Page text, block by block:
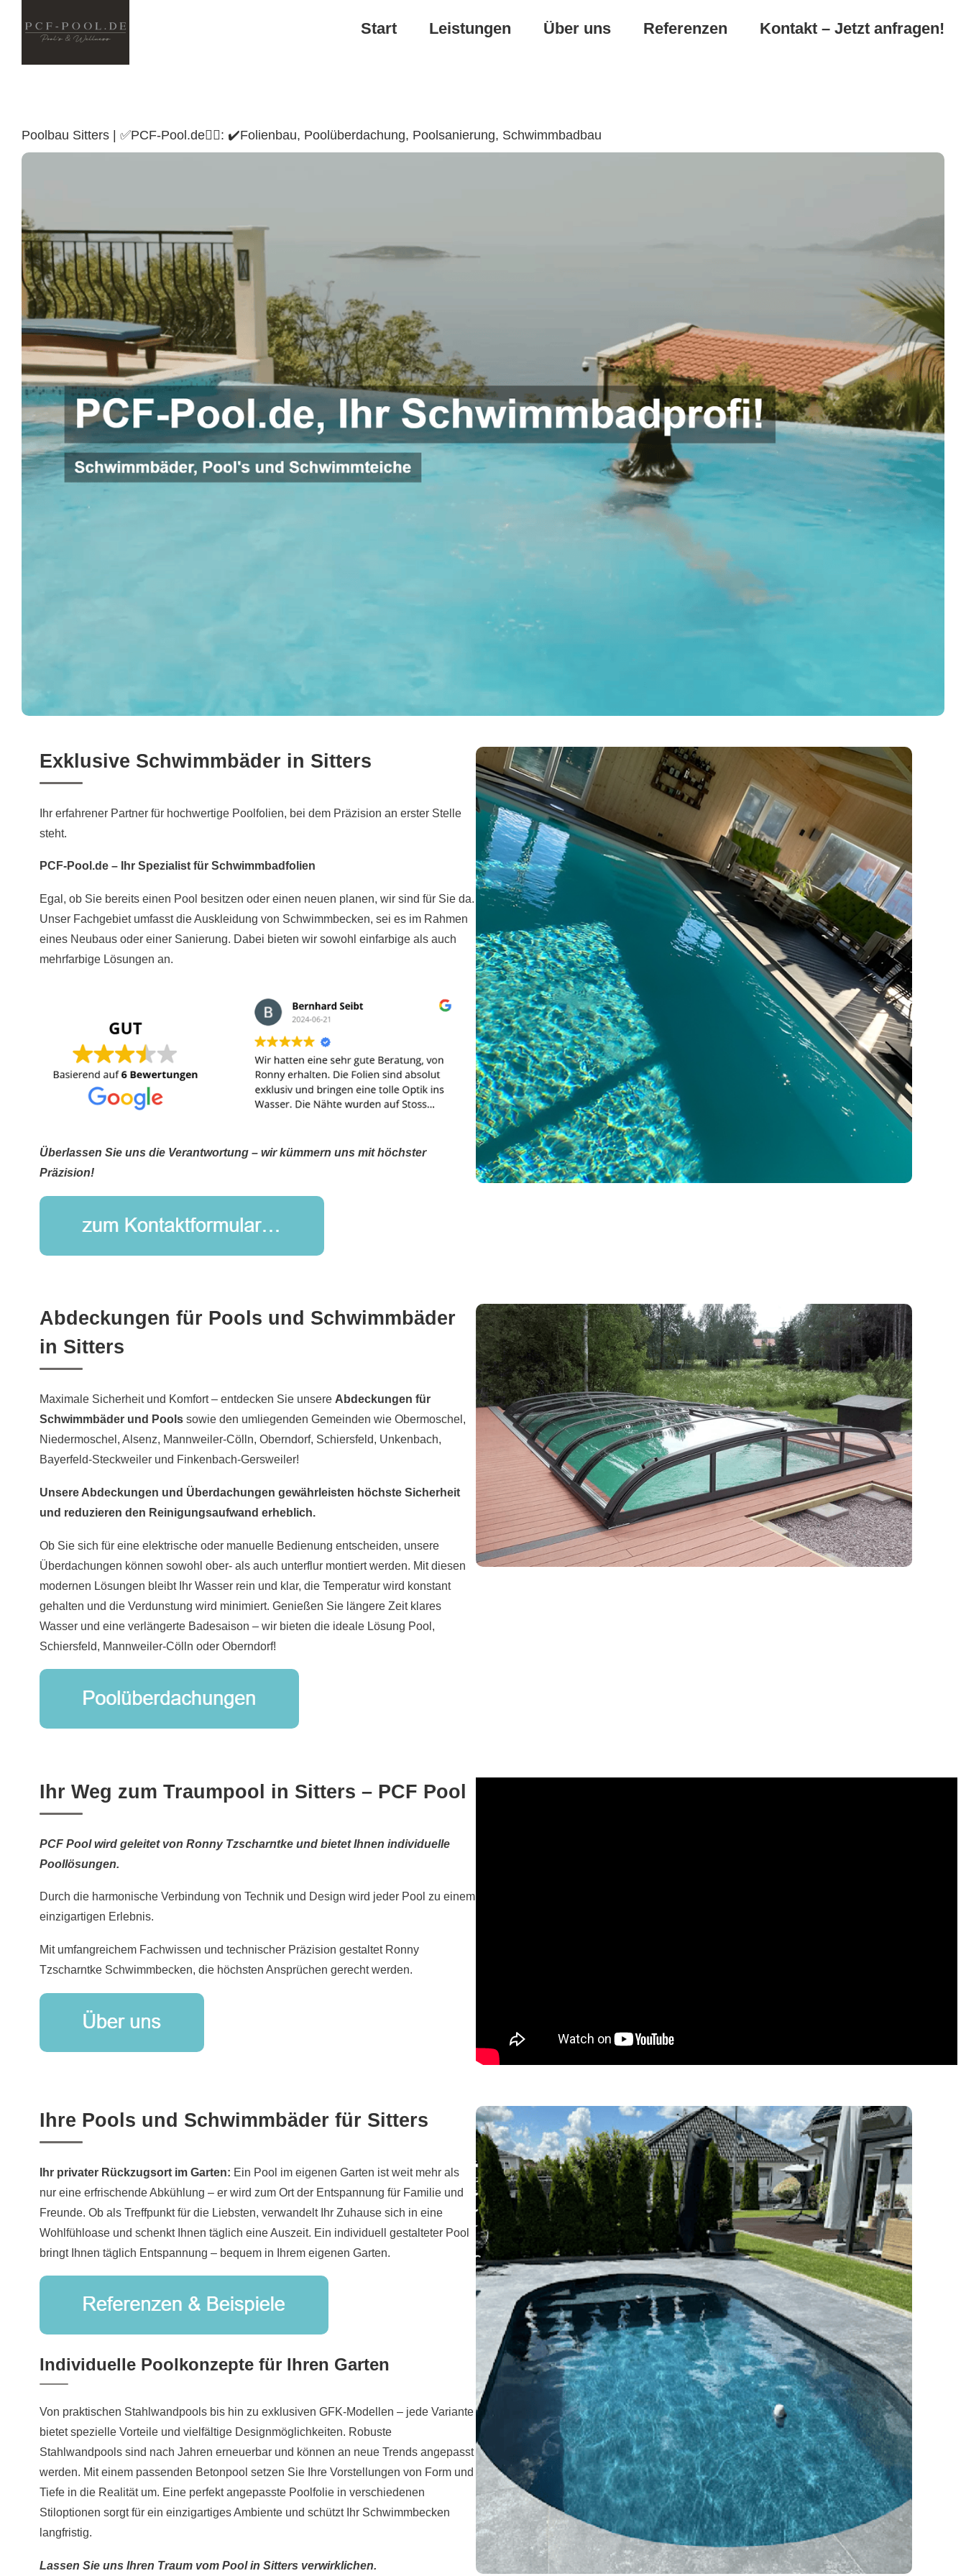
Start Leistungen Über uns Referenzen Kontakt – Jetzt anfragen!
Poolbau Sitters | ✅PCF-Pool.de🏊🏼: ✔️Folienbau, Poolüberdachung, Poolsanierung, Schwimmbadbau
Exklusive Schwimmbäder in Sitters
Ihr erfahrener Partner für hochwertige Poolfolien, bei dem Präzision an erster Stelle
steht.
PCF-Pool.de – Ihr Spezialist für Schwimmbadfolien
Egal, ob Sie bereits einen Pool besitzen oder einen neuen planen, wir sind für Sie da.
Unser Fachgebiet umfasst die Auskleidung von Schwimmbecken, sei es im Rahmen
eines Neubaus oder einer Sanierung. Dabei bieten wir sowohl einfarbige als auch
mehrfarbige Lösungen an.
Überlassen Sie uns die Verantwortung – wir kümmern uns mit höchster
Präzision!
Abdeckungen für Pools und Schwimmbäder
in Sitters
Maximale Sicherheit und Komfort – entdecken Sie unsere Abdeckungen für
Schwimmbäder und Pools sowie den umliegenden Gemeinden wie Obermoschel,
Niedermoschel, Alsenz, Mannweiler-Cölln, Oberndorf, Schiersfeld, Unkenbach,
Bayerfeld-Steckweiler und Finkenbach-Gersweiler!
Unsere Abdeckungen und Überdachungen gewährleisten höchste Sicherheit
und reduzieren den Reinigungsaufwand erheblich.
Ob Sie sich für eine elektrische oder manuelle Bedienung entscheiden, unsere
Überdachungen können sowohl ober- als auch unterflur montiert werden. Mit diesen
modernen Lösungen bleibt Ihr Wasser rein und klar, die Temperatur wird konstant
gehalten und die Verdunstung wird minimiert. Genießen Sie längere Zeit klares
Wasser und eine verlängerte Badesaison – wir bieten die ideale Lösung Pool,
Schiersfeld, Mannweiler-Cölln oder Oberndorf!
Ihr Weg zum Traumpool in Sitters – PCF Pool
PCF Pool wird geleitet von Ronny Tzscharntke und bietet Ihnen individuelle
Poollösungen.
Durch die harmonische Verbindung von Technik und Design wird jeder Pool zu einem
einzigartigen Erlebnis.
Mit umfangreichem Fachwissen und technischer Präzision gestaltet Ronny
Tzscharntke Schwimmbecken, die höchsten Ansprüchen gerecht werden.
Ihre Pools und Schwimmbäder für Sitters
Ihr privater Rückzugsort im Garten: Ein Pool im eigenen Garten ist weit mehr als
nur eine erfrischende Abkühlung – er wird zum Ort der Entspannung für Familie und
Freunde. Ob als Treffpunkt für die Liebsten, verwandelt Ihr Zuhause sich in eine
Wohlfühloase und schenkt Ihnen täglich eine Auszeit. Ein individuell gestalteter Pool
bringt Ihnen täglich Entspannung – bequem in Ihrem eigenen Garten.
Individuelle Poolkonzepte für Ihren Garten
Von praktischen Stahlwandpools bis hin zu exklusiven GFK-Modellen – jede Variante
bietet spezielle Vorteile und vielfältige Designmöglichkeiten. Robuste
Stahlwandpools sind nach Jahren erneuerbar und können an neue Trends angepasst
werden. Mit einem passenden Betonpool setzen Sie Ihre Vorstellungen von Form und
Tiefe in die Realität um. Eine perfekt angepasste Poolfolie in verschiedenen
Stiloptionen sorgt für ein einzigartiges Ambiente und schützt Ihr Schwimmbecken
langfristig.
Lassen Sie uns Ihren Traum vom Pool in Sitters verwirklichen.